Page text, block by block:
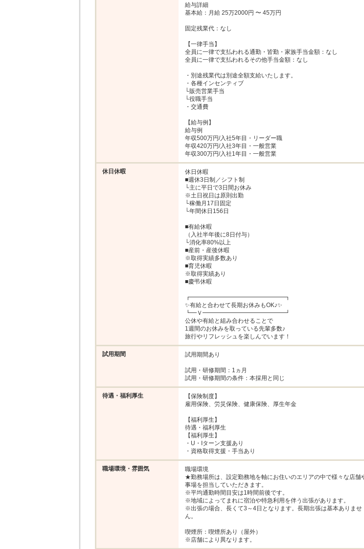
給与詳細
基本給：月給 25万2000円 〜 45万円
固定残業代：なし
【一律手当】
全員に一律で支払われる通勤・皆勤・家族手当金額：なし
全員に一律で支払われるその他手当金額：なし
・別途残業代は別途全額支給いたします。
・各種インセンティブ
└販売営業手当
└役職手当
・交通費
【給与例】
給与例
年収500万円/入社5年目・リーダー職
年収420万円/入社3年目・一般営業
年収300万円/入社1年目・一般営業
休日休暇
休日休暇
■週休3日制／シフト制
└主に平日で3日間お休み
※土日祝日は原則出勤
└稼働月17日固定
└年間休日156日
■有給休暇
（入社半年後に8日付与）
└消化率80%以上
■産前・産後休暇
※取得実績多数あり
■育児休暇
※取得実績あり
■慶弔休暇
┏━━━━━━━━━━━━━━━━┓
✨有給と合わせて長期お休みもOK♪✨
┗━Ｖ━━━━━━━━━━━━━━┛
公休や有給と組み合わせることで
1週間のお休みを取っている先輩多数♪
旅行やリフレッシュを楽しんでいます！
試用期間 試用期間あり
試用・研修期間：1ヵ月
待遇・福利厚生
【保険制度】
雇用保険、労災保険、健康保険、厚生年金
【福利厚生】
待遇・福利厚生
【福利厚生】
・U・Iターン支援あり
・資格取得支援・手当あり
職場環境・雰囲気
職場環境
★勤務場所は、設定勤務地を軸にお住いのエリアの中で様々な店舗
事場を担当していただきます。
※平均通勤時間目安は1時間前後です。
※地域によってまれに宿泊や特急利用を伴う出張があります。
※出張の場合、長くて3～4日となります。長期出張は基本ありませ
ん。
喫煙所：喫煙所あり（屋外）
※店舗により異なります。